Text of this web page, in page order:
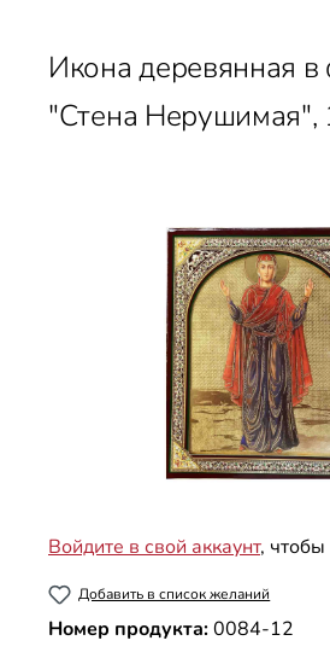
Икона деревянная в
"Стена Нерушимая",
Войдите в свой аккаунт,
Добавить в список желаний
Номер продукта:0084-12